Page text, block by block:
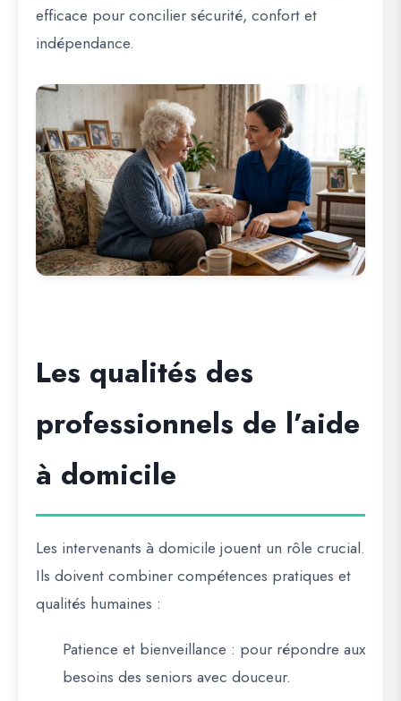
efficace pour concilier sécurité, confort et
indépendance.
Les qualités des
professionnels de l’aide
à domicile
Les intervenants à domicile jouent un rôle crucial.
Ils doivent combiner compétences pratiques et
qualités humaines :
Patience et bienveillance : pour répondre aux
besoins des seniors avec douceur.